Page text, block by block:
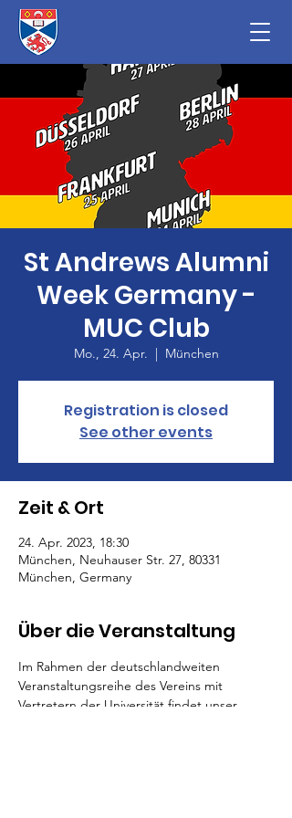
St Andrews Alumni
Week Germany -
MUC Club
Mo., 24. Apr.
  |
München
Registration is closed
See other events
Zeit & Ort
24. Apr. 2023, 18:30
München, Neuhauser Str. 27, 80331
München, Germany
Über die Veranstaltung
Im Rahmen der deutschlandweiten
Veranstaltungsreihe des Vereins mit
Vertretern der Universität findet unser